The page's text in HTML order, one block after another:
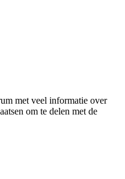
met veel informatie over
om te delen met de